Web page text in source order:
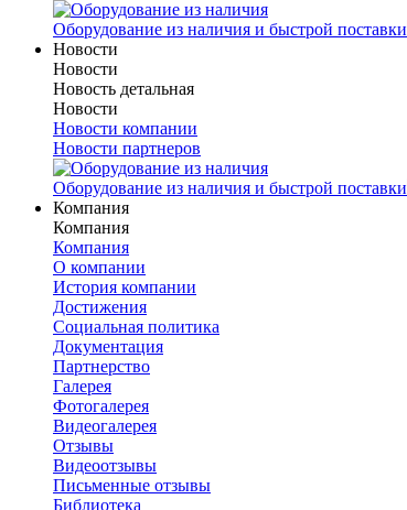
Оборудование из наличия и быстрой поставки
Новости
Новости
Новость детальная
Новости
Новости компании
Новости партнеров
Оборудование из наличия и быстрой поставки
Компания
Компания
Компания
О компании
История компании
Достижения
Социальная политика
Документация
Партнерство
Галерея
Фотогалерея
Видеогалерея
Отзывы
Видеоотзывы
Письменные отзывы
Библиотека